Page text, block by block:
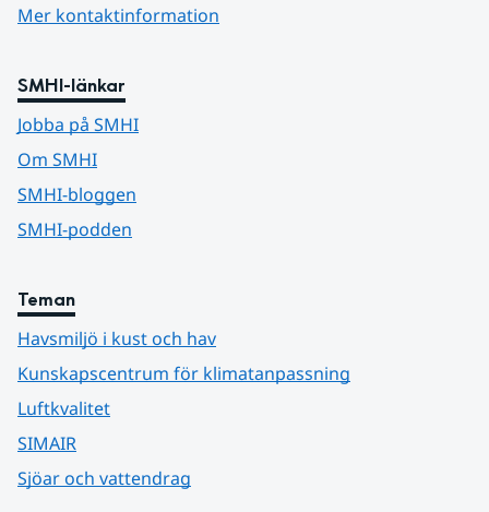
Mer kontaktinformation
SMHI-länkar
Jobba på SMHI
Om SMHI
SMHI-bloggen
SMHI-podden
Teman
Havsmiljö i kust och hav
Kunskapscentrum för klimatanpassning
Luftkvalitet
SIMAIR
Sjöar och vattendrag